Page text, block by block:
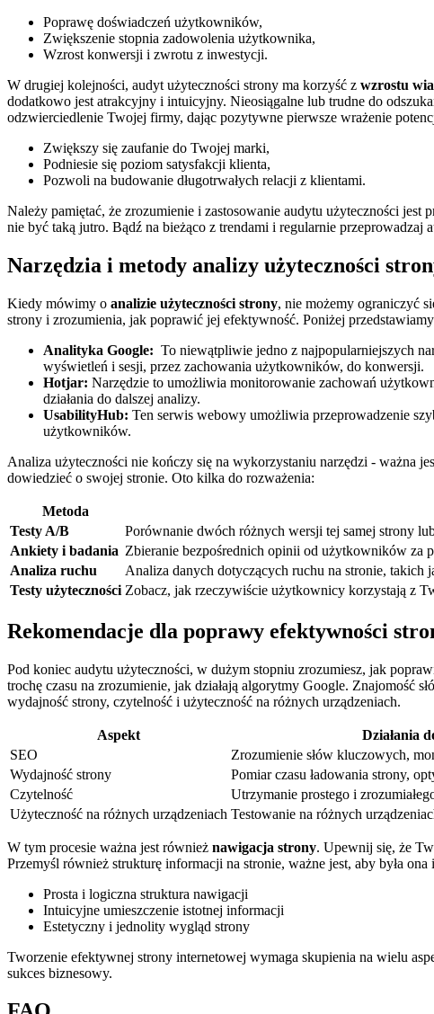
Poprawę doświadczeń użytkowników,
Zwiększenie stopnia zadowolenia użytkownika,
Wzrost ⁣konwersji ‍i zwrotu z⁤ inwestycji.
W drugiej kolejności, audyt użyteczności strony ma korzyść z wzrostu
dodatkowo jest⁢ atrakcyjny i intuicyjny. Nieosiągalne⁣ lub trudne do
⁣odzwierciedlenie Twojej firmy,⁢ dając ‍pozytywne⁤ pierwsze‍ wrażenie‌
Zwiększy się ​zaufanie do Twojej‌ marki,
Podniesie‌ się⁢ poziom satysfakcji ‌klienta,
Pozwoli​ na budowanie ⁢długotrwałych​ relacji ‌z klientami.
Należy pamiętać, ⁣że zrozumienie i zastosowanie audytu użyteczności‌ jest
nie być taką jutro. Bądź⁤ na ⁢bieżąco z trendami i regularnie przeprowadzaj
Narzędzia i metody‍ analizy użyteczności​
Kiedy mówimy o analizie ⁢użyteczności⁣ strony, nie możemy ograniczyć
strony i zrozumienia, jak poprawić jej ⁣efektywność. Poniżej
Analityka Google:
To niewątpliwie jedno z najpopularniejszych
wyświetleń i sesji, przez zachowania użytkowników, do konwersji.
Hotjar: Narzędzie to ⁢umożliwia monitorowanie⁣ zachowań
działania do dalszej analizy.
UsabilityHub: Ten serwis webowy umożliwia przeprowadzenie
użytkowników.
Analiza ⁢użyteczności⁢ nie⁤ kończy się na⁤ wykorzystaniu narzędzi ‍- ważna
dowiedzieć‌ o swojej stronie. ⁤Oto kilka do rozważenia:
Metoda
Testy A/B
Porównanie ‌dwóch ⁣różnych wersji tej samej strony
Ankiety i badania Zbieranie bezpośrednich opinii od ‌użytkowników‌ za
Analiza ‍ruchu
Analiza ⁤danych dotyczących ruchu na stronie,
Testy użyteczności Zobacz, jak⁢ rzeczywiście użytkownicy korzystają z⁣
Rekomendacje dla poprawy efektywności
Pod koniec ⁢audytu użyteczności, ‍w ​dużym stopniu ⁣zrozumiesz,​ jak
trochę czasu‍ na zrozumienie, jak działają ‍algorytmy Google.‌
wydajność strony, czytelność‍ i użyteczność na różnych ‍urządzeniach.
Aspekt
Działania
SEO
Zrozumienie słów kluczowych,
Wydajność ​strony
Pomiar czasu‌ ładowania strony,
Czytelność
Utrzymanie prostego i
Użyteczność⁣ na różnych urządzeniach Testowanie na różnych
W tym⁢ procesie⁤ ważna jest również nawigacja strony.⁤ Upewnij się, że
Przemyśl również strukturę informacji na stronie, ​ważne ⁤jest, ​aby była
Prosta i logiczna ⁣struktura‍ nawigacji
Intuicyjne ⁤umieszczenie istotnej informacji
Estetyczny i jednolity wygląd strony
Tworzenie efektywnej‌ strony internetowej ⁢wymaga ​skupienia na wielu
sukces biznesowy. ‍